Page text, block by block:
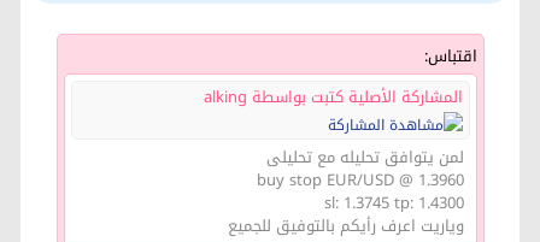
اقتباس:
المشاركة الأصلية كتبت بواسطة alking
لمن يتوافق تحليله مع تحليلى
buy stop EUR/USD @ 1.3960
sl: 1.3745 tp: 1.4300
وياريت اعرف رأيكم بالتوفيق للجميع